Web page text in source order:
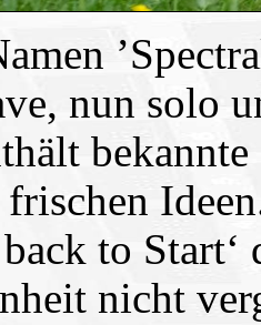
nun solo
to
nicht